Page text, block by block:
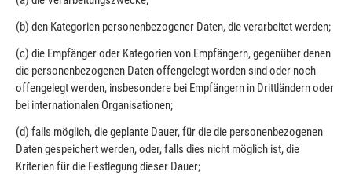
(b) den Kategorien personenbezogener Daten, die verarbeitet werden;
(c) die Empfänger oder Kategorien von Empfängern, gegenüber denen
die personenbezogenen Daten offengelegt worden sind oder noch
offengelegt werden, insbesondere bei Empfängern in Drittländern oder
bei internationalen Organisationen;
(d) falls möglich, die geplante Dauer, für die die personenbezogenen
Daten gespeichert werden, oder, falls dies nicht möglich ist, die
Kriterien für die Festlegung dieser Dauer;